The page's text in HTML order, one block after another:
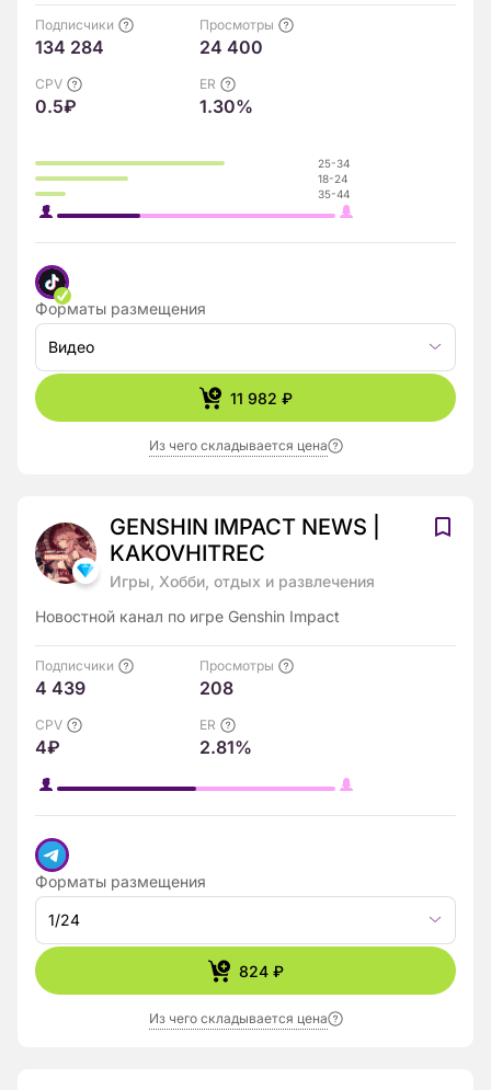
25-34
18-24
35-44
Подписчики
134 284
Просмотры
24 400
CPV
0.5₽
ER
1.30%
Форматы размещения
Видео
11 982 ₽
Из чего складывается цена
GENSHIN IMPACT NEWS |
KAKOVHITREC
Игры, Хобби, отдых и развлечения
Новостной канал по игре Genshin Impact
Подписчики
4 439
Просмотры
208
CPV
4₽
ER
2.81%
Форматы размещения
1/24
824 ₽
Из чего складывается цена